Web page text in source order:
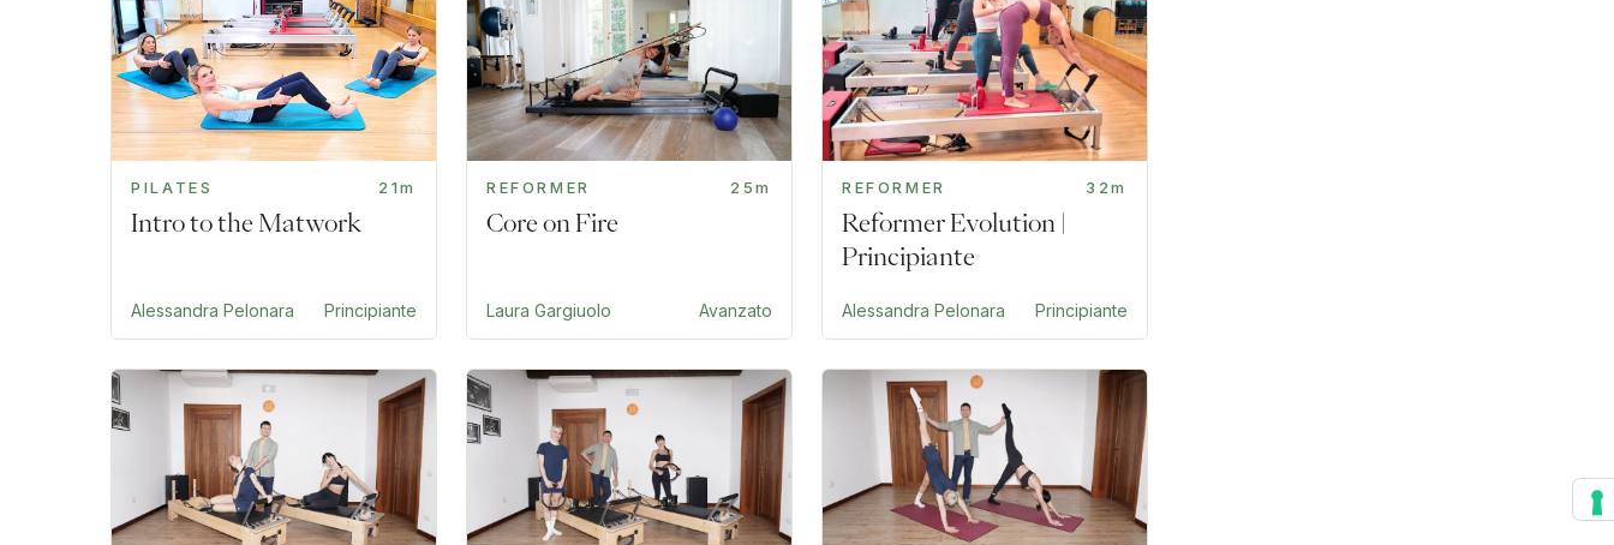
PILATES 21m
Intro to the Matwork
Alessandra Pelonara Principiante
REFORMER 25m
Core on Fire
Laura Gargiuolo Avanzato
REFORMER 32m
Reformer Evolution |
Principiante
Alessandra Pelonara Principiante